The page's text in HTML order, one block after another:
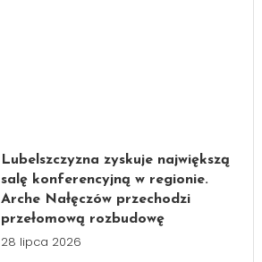
Lubelszczyzna zyskuje największą
salę konferencyjną w regionie.
Arche Nałęczów przechodzi
przełomową rozbudowę
28 lipca 2026